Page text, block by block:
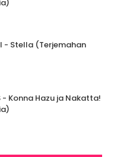
- Stella (Terjemahan
- Konna Hazu ja Nakatta!